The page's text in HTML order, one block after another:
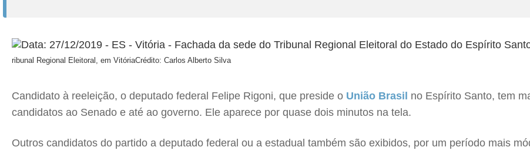
ribunal Regional Eleitoral, em VitóriaCrédito: Carlos Alberto Silva
Candidato à reeleição, o deputado federal Felipe Rigoni, que preside o União Brasil no Espírito Santo, tem
candidatos ao Senado e até ao governo. Ele aparece por quase dois minutos na tela.
Outros candidatos do partido a deputado federal ou a estadual também são exibidos, por um período mais